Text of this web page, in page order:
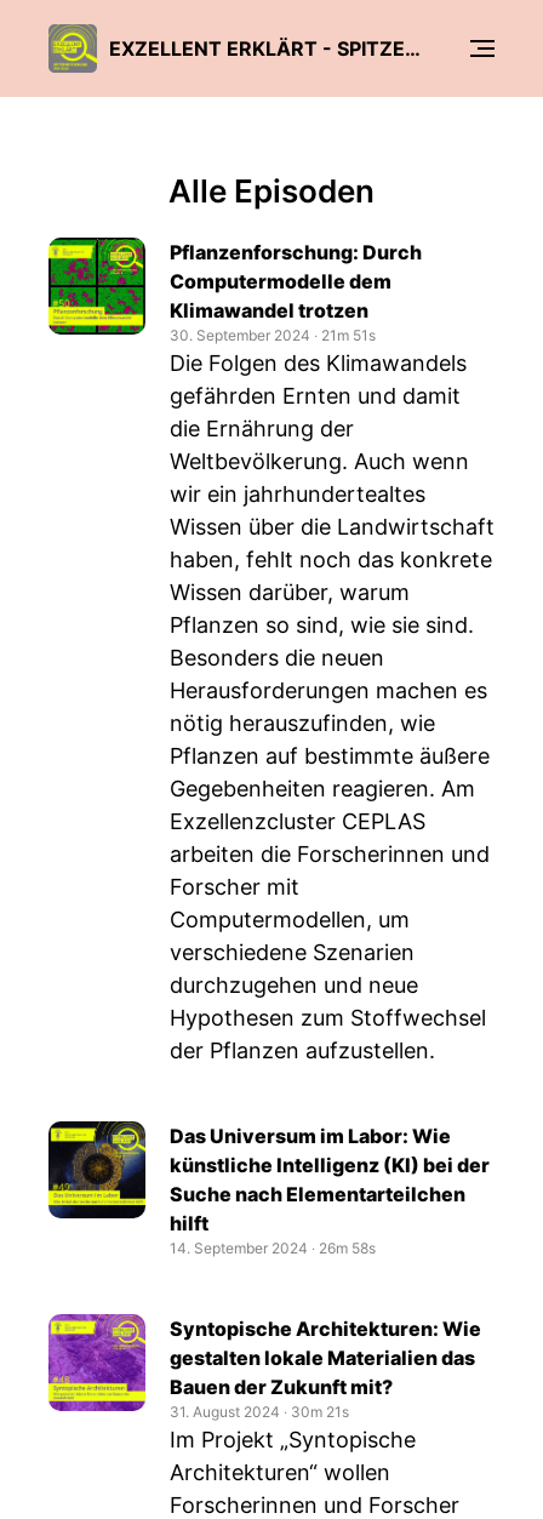
EXZELLENT ERKLÄRT - SPITZENFORSCHUNG FÜR ALLE
Alle Episoden
Pflanzenforschung: Durch
Computermodelle dem
Klimawandel trotzen
30. September 2024 ‧ 21m 51s
Die Folgen des Klimawandels
gefährden Ernten und damit
die Ernährung der
Weltbevölkerung. Auch wenn
wir ein jahrhundertealtes
Wissen über die Landwirtschaft
haben, fehlt noch das konkrete
Wissen darüber, warum
Pflanzen so sind, wie sie sind.
Besonders die neuen
Herausforderungen machen es
nötig herauszufinden, wie
Pflanzen auf bestimmte äußere
Gegebenheiten reagieren. Am
Exzellenzcluster CEPLAS
arbeiten die Forscherinnen und
Forscher mit
Computermodellen, um
verschiedene Szenarien
durchzugehen und neue
Hypothesen zum Stoffwechsel
der Pflanzen aufzustellen.
Das Universum im Labor: Wie
künstliche Intelligenz (KI) bei der
Suche nach Elementarteilchen
hilft
14. September 2024 ‧ 26m 58s
Syntopische Architekturen: Wie
gestalten lokale Materialien das
Bauen der Zukunft mit?
31. August 2024 ‧ 30m 21s
Im Projekt „Syntopische
Architekturen“ wollen
Forscherinnen und Forscher